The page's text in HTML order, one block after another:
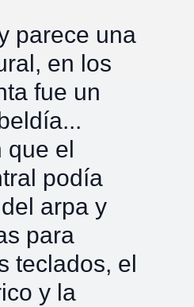
parece una
en los
fue un
que el
podía
arpa y
para
teclados, el
y la